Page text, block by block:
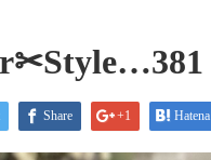
Share +1 Hatena